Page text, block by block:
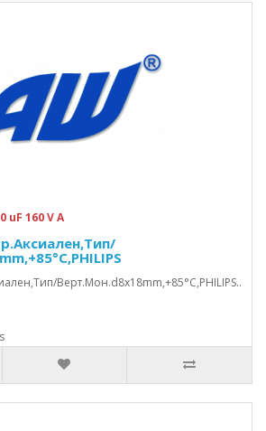
uF 160 V A
Верт.Мон.d8x18mm,+85°C,PHILIPS..